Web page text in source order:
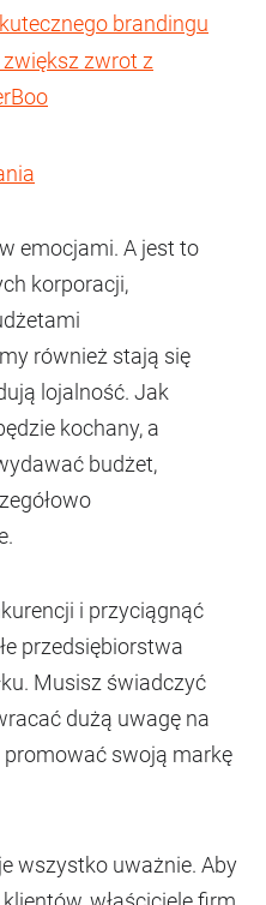
brandingu
zwiększ zwrot z
emocjami. A jest to
korporacji,
również stają się
lojalność. Jak
kochany, a
budżet,
i przyciągnąć
przedsiębiorstwa
Musisz świadczyć
dużą uwagę na
swoją markę
wszystko uważnie. Aby